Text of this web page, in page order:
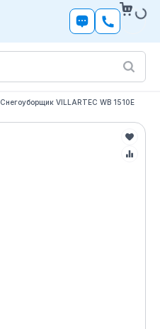
Снегоуборщик VILLARTEC WB 1510E